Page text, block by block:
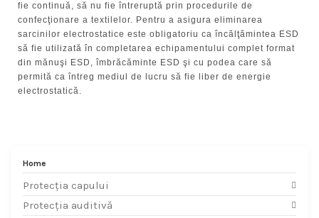
fie continuă, să nu fie întreruptă prin procedurile de
confecţionare a textilelor. Pentru a asigura eliminarea
sarcinilor electrostatice este obligatoriu ca încălţămintea ESD
să fie utilizată în completarea echipamentului complet format
din mănuşi ESD, îmbrăcăminte ESD şi cu podea care să
permită ca întreg mediul de lucru să fie liber de energie
electrostatică.
Home
Protecția capului
Protecția auditivă